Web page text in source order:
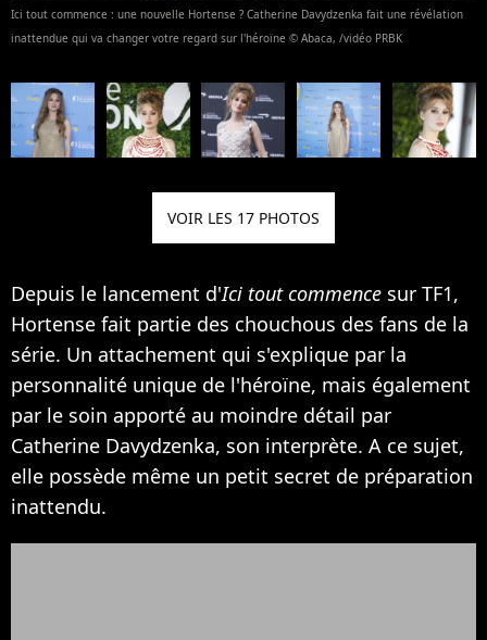
Ici tout commence : une nouvelle Hortense ? Catherine Davydzenka fait une révélation
inattendue qui va changer votre regard sur l'héroïne © Abaca, /vidéo PRBK
VOIR LES 17 PHOTOS
Depuis le lancement d'Ici tout commence sur TF1,
Hortense fait partie des chouchous des fans de la
série. Un attachement qui s'explique par la
personnalité unique de l'héroïne, mais également
par le soin apporté au moindre détail par
Catherine Davydzenka, son interprète. A ce sujet,
elle possède même un petit secret de préparation
inattendu.